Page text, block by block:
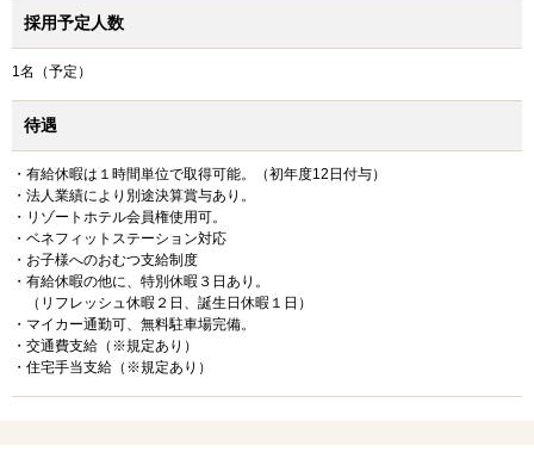
採用予定人数
1名（予定）
待遇
・有給休暇は１時間単位で取得可能。（初年度12日付与）
・法人業績により別途決算賞与あり。
・リゾートホテル会員権使用可。
・ベネフィットステーション対応
・お子様へのおむつ支給制度
・有給休暇の他に、特別休暇３日あり。
（リフレッシュ休暇２日、誕生日休暇１日）
・マイカー通勤可、無料駐車場完備。
・交通費支給（※規定あり）
・住宅手当支給（※規定あり）